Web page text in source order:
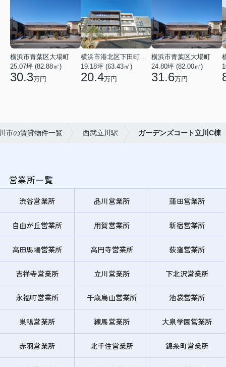
横浜市青葉区大場町
25.07坪 (82.88㎡)
30.3万円
19.18坪 (63.43㎡)
20.4万円
横浜市青葉区大場町
24.80坪 (82.00㎡)
31.6万円
市の賃貸物件一覧 西武立川駅 ガーデンズコート立川C棟
営業所一覧
渋谷営業所 品川営業所 蒲田営業所
自由が丘営業所 用賀営業所 新宿営業所
高田馬場営業所 高円寺営業所 荻窪営業所
吉祥寺営業所 立川営業所 下北沢営業所
永福町営業所 千歳烏山営業所 池袋営業所
巣鴨営業所 練馬営業所 大泉学園営業所
赤羽営業所 北千住営業所 錦糸町営業所